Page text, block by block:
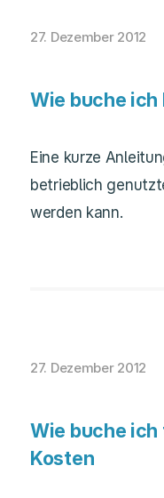
27. Dezember 2012
Wie buche
Eine kurze
betrieblich
werden kann.
27. Dezember 2012
Wie buche
Kosten